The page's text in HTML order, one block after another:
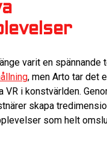
varit en spännande
, men Arto tar det
VR i konstvärlden.
skapa
som helt